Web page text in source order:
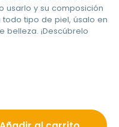
usarlo y su composición
tipo de piel, úsalo en
¡Descúbrelo